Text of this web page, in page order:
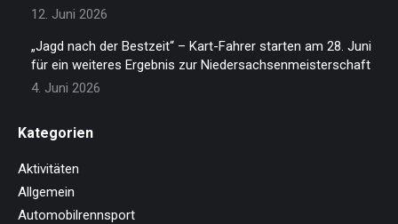
12. Juni 2026
„Jagd nach der Bestzeit“ – Kart-Fahrer starten am 28. Juni
für ein weiteres Ergebnis zur Niedersachsenmeisterschaft
4. Juni 2026
Kategorien
Aktivitäten
Allgemein
Automobilrennsport